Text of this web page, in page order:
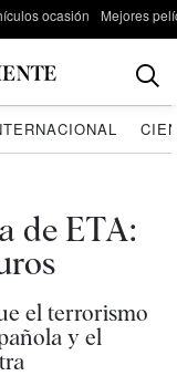
ocasión Mejores
de ETA:
el terrorismo
y el